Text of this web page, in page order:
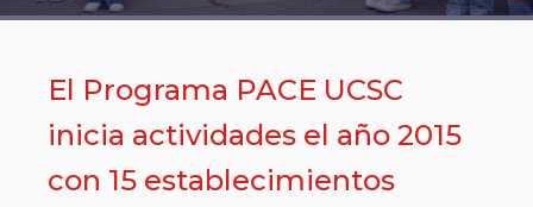
El Programa PACE UCSC
inicia actividades el año 2015
con 15 establecimientos